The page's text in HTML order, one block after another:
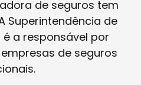
de seguros tem
Superintendência de
é a responsável por
de seguros